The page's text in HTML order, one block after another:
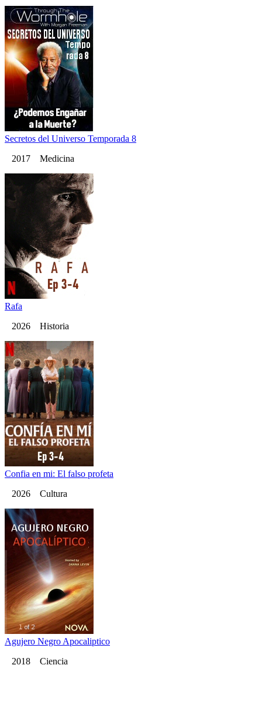
Secretos del Universo Temporada 8
2017 Medicina
Rafa
2026 Historia
Confia en mi: El falso profeta
2026 Cultura
Agujero Negro Apocaliptico
2018 Ciencia